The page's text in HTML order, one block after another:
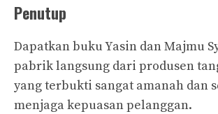
Penutup
Dapatkan buku Yasin dan Majmu
pabrik langsung dari produsen
yang terbukti sangat amanah dan
menjaga kepuasan pelanggan.